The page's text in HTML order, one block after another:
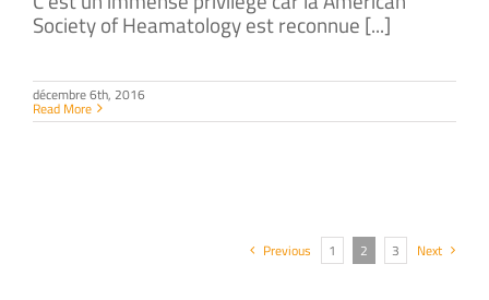
Society of Heamatology est reconnue [...]
décembre 6th, 2016
Read More
Previous 1 2 3 Next